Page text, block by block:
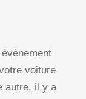
voiture
autre, il y a